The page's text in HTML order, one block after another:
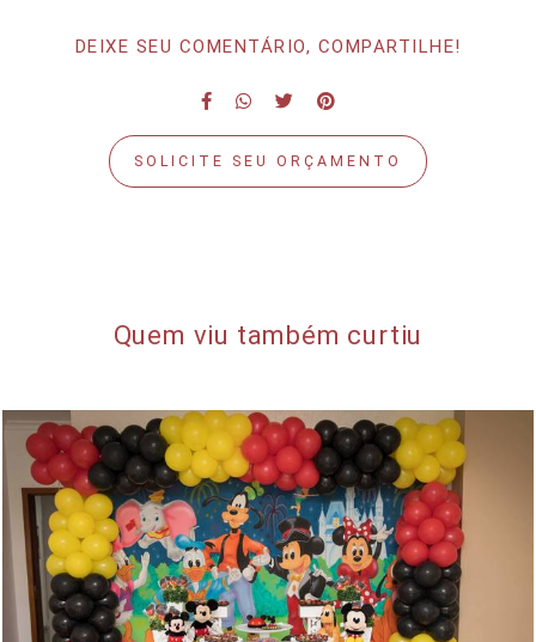
DEIXE SEU COMENTÁRIO, COMPARTILHE!
SOLICITE SEU ORÇAMENTO
Quem viu também curtiu